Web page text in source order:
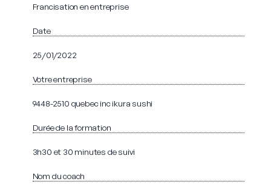
Francisation en entreprise
Date
25/01/2022
Votre entreprise
9448-2510 quebec inc ikura sushi
Durée de la formation
3h30 et 30 minutes de suivi
Nom du coach